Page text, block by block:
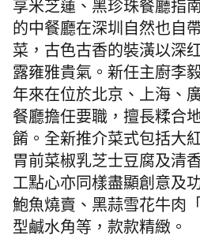
享米芝蓮、黑珍珠餐廳指
的中餐廳在深圳自然也自
菜，古色古香的裝潢以深
露雍雅貴氣。新任主廚李
年來在位於北京、上海、
餐廳擔任要職，擅長糅合
餚。全新推介菜式包括大
胃前菜椒乳芝士豆腐及清
工點心亦同樣盡顯創意及
鮑魚燒賣、黑蒜雪花牛肉
型鹹水角等，款款精緻。